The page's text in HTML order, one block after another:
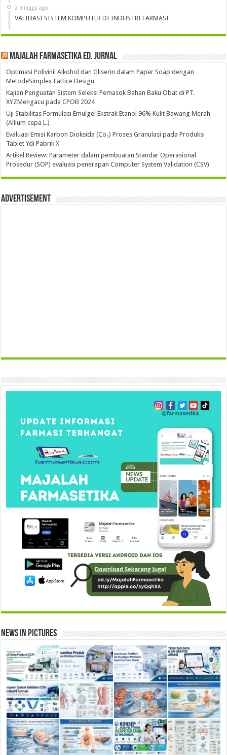
2 minggu ago
VALIDASI SISTEM KOMPUTER DI INDUSTRI FARMASI
Majalah Farmasetika Ed. Jurnal
Optimasi Polivinil Alkohol dan Gliserin dalam Paper Soap dengan
MetodeSimplex Lattice Design
Kajian Penguatan Sistem Seleksi Pemasok Bahan Baku Obat di PT.
XYZMengacu pada CPOB 2024
Uji Stabilitas Formulasi Emulgel Ekstrak Etanol 96% Kulit Bawang Merah
(Allium cepa L.)
Evaluasi Emisi Karbon Dioksida (Co₂) Proses Granulasi pada Produksi
Tablet Ydi Pabrik X
Artikel Review: Parameter dalam pembuatan Standar Operasional
Prosedur (SOP) evaluasi penerapan Computer System Validation (CSV)
Advertisement
News in Pictures